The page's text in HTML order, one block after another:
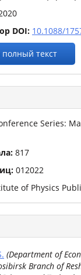
DOI: 10.1088/
текст
Series:
817
012022
of Physics
(Department of
Branch of